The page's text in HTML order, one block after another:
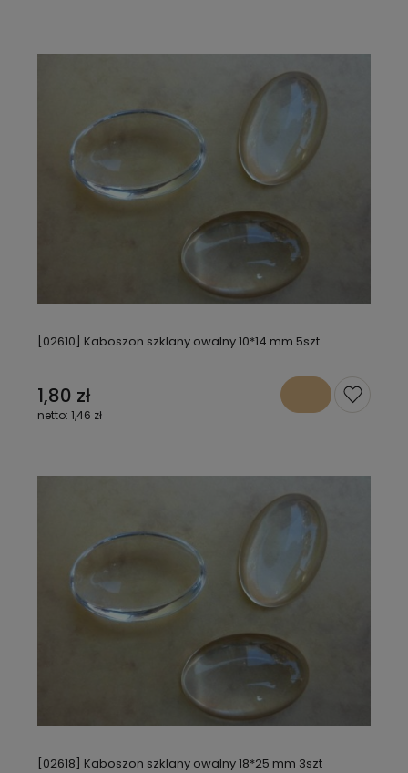
[02610] Kaboszon szklany owalny 10*14 mm 5szt
1,80 zł
1,46 zł
[02618] Kaboszon szklany owalny 18*25 mm 3szt